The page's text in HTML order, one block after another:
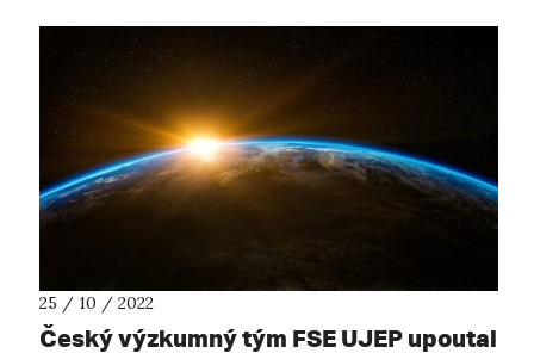
25 / 10 / 2022
Český výzkumný tým FSE UJEP upoutal